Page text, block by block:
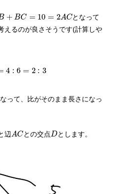
+ BC = 10 = 2AC
B+ B C=10 2 A
となって
えるのが良さそうです(計算しや
4 : 6 = 2 : 3
4 = 3
って、比がそのまま長さになっ
辺AC
ACとの交点D
Dとします。